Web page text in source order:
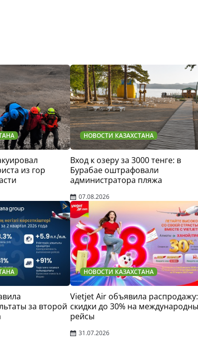
из гор
НОВОСТИ КАЗАХСТАНА
Вход к озеру за 3000 тенге: в
Бурабае оштрафовали
администратора пляжа
07.08.2026
за второй
НОВОСТИ КАЗАХСТАНА
Vietjet Air объявила распродажу:
скидки до 30% на
рейсы
31.07.2026